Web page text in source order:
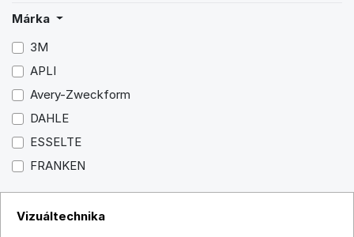
Márka
3M
APLI
Avery-Zweckform
DAHLE
ESSELTE
FRANKEN
GRS
STIEFEL
Vizuáltechnika